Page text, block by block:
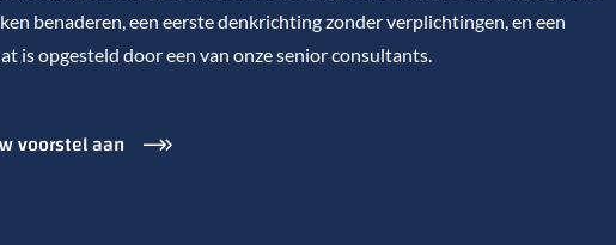
benaderen, een eerste denkrichting zonder verplichtingen, en een
is opgesteld door een van onze senior consultants.
voorstel aan